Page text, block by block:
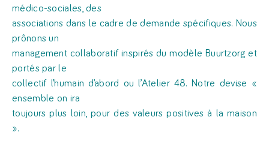
médico-sociales, des
associations dans le cadre de demande spécifiques. Nous
prônons un
management collaboratif inspirés du modèle Buurtzorg et
portés par le
collectif l’humain d’abord ou l’Atelier 48. Notre devise «
ensemble on ira
toujours plus loin, pour des valeurs positives à la maison
».